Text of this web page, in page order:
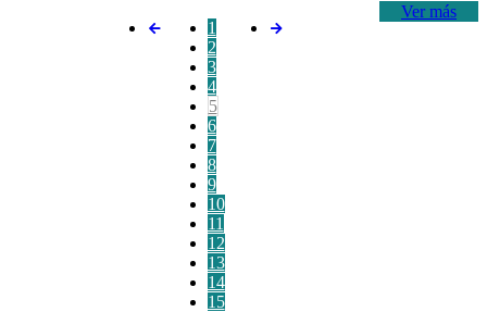
Ver más
1
2
3
4
5
6
7
8
9
10
11
12
13
14
15